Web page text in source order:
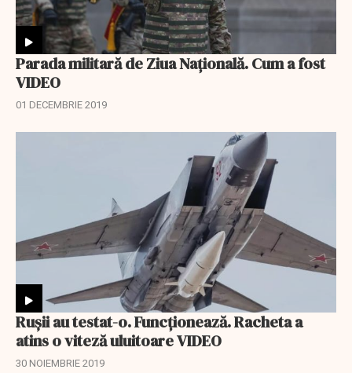
Parada militară de Ziua Naţională. Cum a fost
VIDEO
01 DECEMBRIE 2019
Rușii au testat-o. Funcționează. Racheta a
atins o viteză uluitoare VIDEO
30 NOIEMBRIE 2019